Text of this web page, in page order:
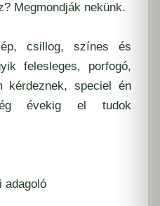
Megmondják nekünk.
csillog, színes és
felesleges, porfogó,
kérdeznek, speciel én
évekig el tudok
adagoló